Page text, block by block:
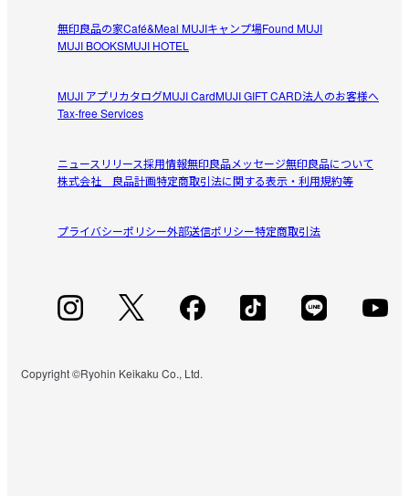
無印良品の家Café&Meal MUJIキャンプ場Found MUJI
MUJI BOOKSMUJI HOTEL
MUJI アプリカタログMUJI CardMUJI GIFT CARD法人のお客様へ
Tax-free Services
ニュースリリース採用情報無印良品メッセージ無印良品について
株式会社 良品計画特定商取引法に関する表示・利用規約等
プライバシーポリシー外部送信ポリシー特定商取引法
Copyright ©Ryohin Keikaku Co., Ltd.